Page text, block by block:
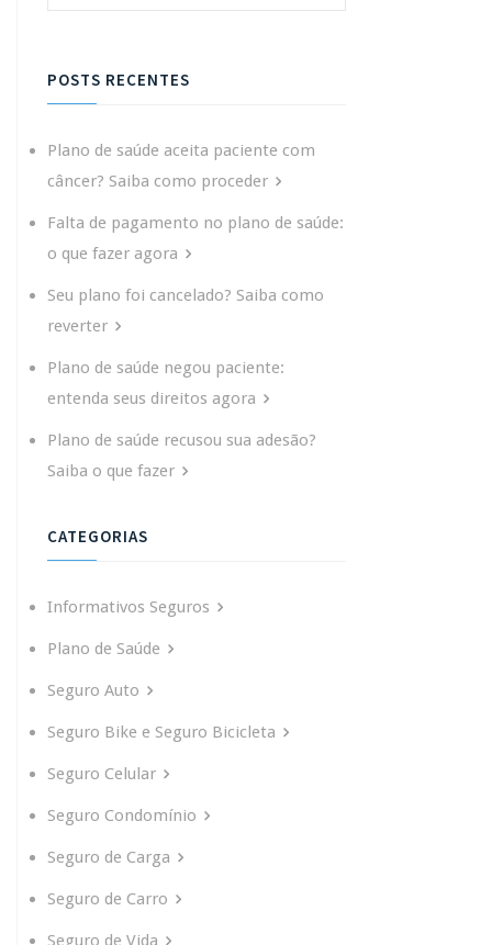
POSTS RECENTES
Plano de saúde aceita paciente com
câncer? Saiba como proceder
Falta de pagamento no plano de saúde:
o que fazer agora
Seu plano foi cancelado? Saiba como
reverter
Plano de saúde negou paciente:
entenda seus direitos agora
Plano de saúde recusou sua adesão?
Saiba o que fazer
CATEGORIAS
Informativos Seguros
Plano de Saúde
Seguro Auto
Seguro Bike e Seguro Bicicleta
Seguro Celular
Seguro Condomínio
Seguro de Carga
Seguro de Carro
Seguro de Vida